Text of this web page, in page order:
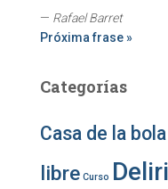
— Rafael Barret
Próxima frase »
Categorías
Casa de la bola
libre Curso